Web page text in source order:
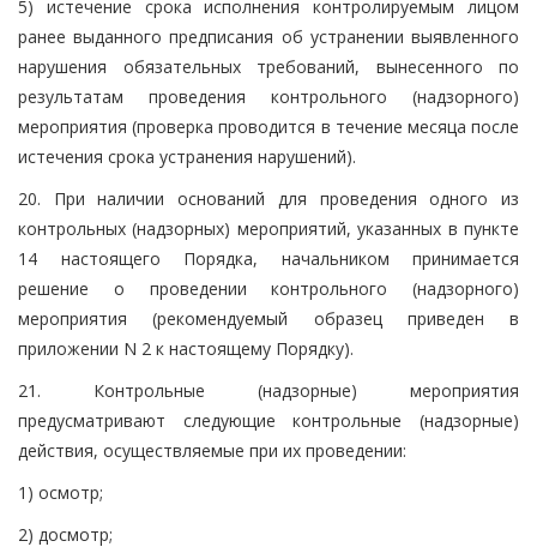
5) истечение срока исполнения контролируемым лицом
ранее выданного предписания об устранении выявленного
нарушения обязательных требований, вынесенного по
результатам проведения контрольного (надзорного)
мероприятия (проверка проводится в течение месяца после
истечения срока устранения нарушений).
20. При наличии оснований для проведения одного из
контрольных (надзорных) мероприятий, указанных в пункте
14 настоящего Порядка, начальником принимается
решение о проведении контрольного (надзорного)
мероприятия (рекомендуемый образец приведен в
приложении N 2 к настоящему Порядку).
21. Контрольные (надзорные) мероприятия
предусматривают следующие контрольные (надзорные)
действия, осуществляемые при их проведении:
1) осмотр;
2) досмотр;